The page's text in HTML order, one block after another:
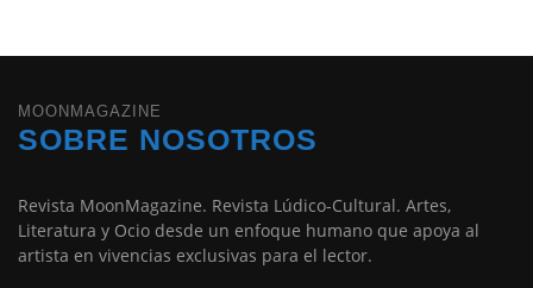
MOONMAGAZINE
SOBRE NOSOTROS
Revista MoonMagazine. Revista Lúdico-Cultural. Artes,
Literatura y Ocio desde un enfoque humano que apoya al
artista en vivencias exclusivas para el lector.